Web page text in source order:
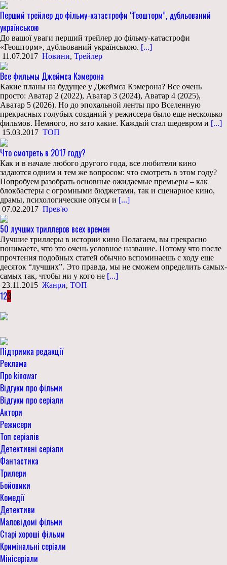
Перший трейлер до фільму-катастрофи “Геошторм”, дубльований
українською
До вашої уваги перший трейлер до фільму-катастрофи
«Геошторм», дубльований українською. [...]
11.07.2017 Новини, Трейлер
Все фильмы Джеймса Кэмерона
Какие планы на будущее у Джеймса Кэмерона? Все очень
просто: Аватар 2 (2022), Аватар 3 (2024), Аватар 4 (2025),
Аватар 5 (2026). Но до эпохальной ленты про Вселенную
прекрасных голубых созданий у режиссера было еще несколько
фильмов. Немного, но зато какие. Каждый стал шедевром и [...]
15.03.2017 ТОП
Что смотреть в 2017 году?
Как и в начале любого другого года, все любители кино
задаются одним и тем же вопросом: что смотреть в этом году?
Попробуем разобрать основные ожидаемые премьеры – как
блокбастеры с огромными бюджетами, так и сценарное кино,
драмы, психологические опусы и [...]
07.02.2017 Прев'ю
50 лучших триллеров всех времен
Лучшие триллеры в истории кино Полагаем, вы прекрасно
понимаете, что это очень условное название. Потому что после
прочтения подобных статей обычно вспоминаешь с ходу еще
десяток “лучших”. Это правда, мы не сможем определить самых-
самых так, чтобы ни у кого не [...]
23.11.2015 Жанри, ТОП
123
Підтримка редакції
Реклама
Про kinowar
Відгуки про фільми
Відгуки про серіали
Актори
Режисери
Топ серіалів
Детективні серіали
Фантастика
Трилери
Бойовики
Комедії
Детективи
Маловідомі фільми
Старі хороші фільми
Кримінальні серіали
Мінісеріали